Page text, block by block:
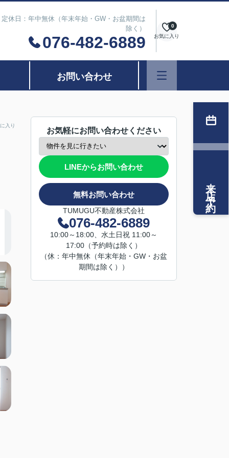
休日：年中無休（年末年始・GW・お盆期間は
除く）
076-482-6889 お気に入り
0
お問い合わせ
入り
お気軽にお問い合わせください
LINEからお問い合わせ
無料お問い合わせ
TUMUGU不動産株式会社
076-482-6889
10:00～18:00、水土日祝 11:00～
17:00（予約時は除く）
（休：年中無休（年末年始・GW・お盆
期間は除く））
来店予約